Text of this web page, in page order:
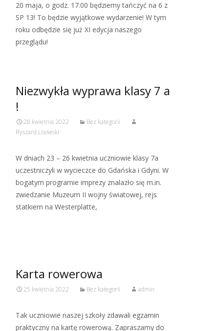
20 maja, o godz. 17.00 będziemy tańczyć na 6 z
SP 13! To będzie wyjątkowe wydarzenie! W tym
roku odbędzie się już XI edycja naszego
przeglądu!
Niezwykła wyprawa klasy 7 a
!
28 kwietnia 2022
Bez kategorii
Ryszard.Lisowski
W dniach 23 – 26 kwietnia uczniowie klasy 7a
uczestniczyli w wycieczce do Gdańska i Gdyni. W
bogatym programie imprezy znalazło się m.in.
zwiedzanie Muzeum II wojny światowej, rejs
statkiem na Westerplatte,
Karta rowerowa
25 kwietnia 2022 Bez kategorii admin
Tak uczniowie naszej szkoły zdawali egzamin
praktyczny na kartę rowerową. Zapraszamy do